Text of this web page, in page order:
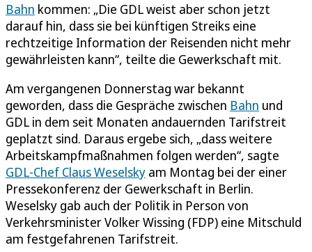
Bahn kommen: „Die GDL weist aber schon jetzt
darauf hin, dass sie bei künftigen Streiks eine
rechtzeitige Information der Reisenden nicht mehr
gewährleisten kann“, teilte die Gewerkschaft mit.
Am vergangenen Donnerstag war bekannt
geworden, dass die Gespräche zwischen Bahn und
GDL in dem seit Monaten andauernden Tarifstreit
geplatzt sind. Daraus ergebe sich, „dass weitere
Arbeitskampfmaßnahmen folgen werden“, sagte
GDL-Chef Claus Weselsky am Montag bei der einer
Pressekonferenz der Gewerkschaft in Berlin.
Weselsky gab auch der Politik in Person von
Verkehrsminister Volker Wissing (FDP) eine Mitschuld
am festgefahrenen Tarifstreit.